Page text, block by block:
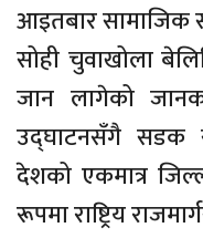
‎‎आइतबार सामाजिक
सोही चुवाखोला
जान लागेको
उद्घाटनसँगै सडक
देशको एकमात्र
रूपमा राष्ट्रिय